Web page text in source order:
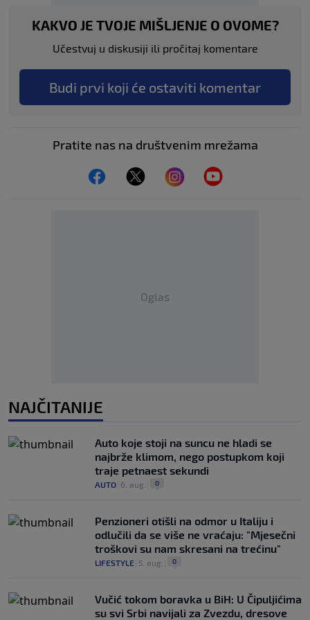
KAKVO JE TVOJE MIŠLJENJE O OVOME?
Učestvuj u diskusiji ili pročitaj komentare
Budi prvi koji će ostaviti komentar
Pratite nas na društvenim mrežama
Oglas
NAJČITANIJE
Auto koje stoji na suncu ne hladi se
najbrže klimom, nego postupkom koji
traje petnaest sekundi
AUTO 6. aug. 0
Penzioneri otišli na odmor u Italiju i
odlučili da se više ne vraćaju: "Mjesečni
troškovi su nam skresani na trećinu"
LIFESTYLE 5. aug. 0
Vučić tokom boravka u BiH: U Čipuljićima
su svi Srbi navijali za Zvezdu, dresove